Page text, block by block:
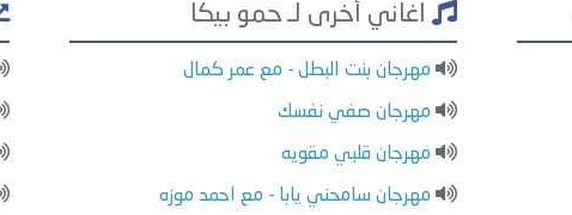
اغاني أخرى لـ حمو بيكا
مهرجان بنت البطل - مع عمر كمال
مهرجان صفي نفسك
مهرجان قلبي مقويه
مهرجان سامحني يابا - مع احمد موزه